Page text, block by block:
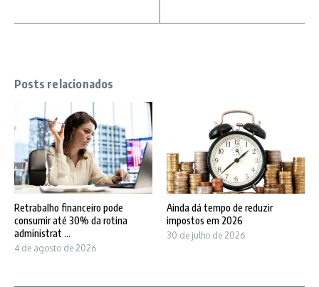
Posts relacionados
Retrabalho financeiro pode
consumir até 30% da rotina
administrat ...
4 de agosto de 2026
Ainda dá tempo de reduzir
impostos em 2026
30 de julho de 2026